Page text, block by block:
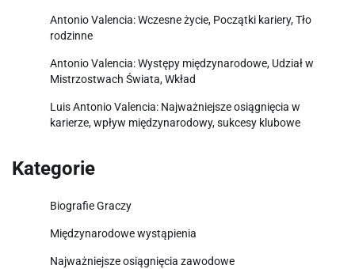
Antonio Valencia: Wczesne życie, Początki kariery, Tło
rodzinne
Antonio Valencia: Występy międzynarodowe, Udział w
Mistrzostwach Świata, Wkład
Luis Antonio Valencia: Najważniejsze osiągnięcia w
karierze, wpływ międzynarodowy, sukcesy klubowe
Kategorie
Biografie Graczy
Międzynarodowe wystąpienia
Najważniejsze osiągnięcia zawodowe